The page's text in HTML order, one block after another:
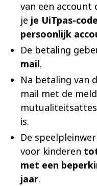
van een account
je je UiTpas-
persoonlijk
De betaling
mail.
Na betaling van
mail met de
is.
De
voor kinderen
met een
jaar.